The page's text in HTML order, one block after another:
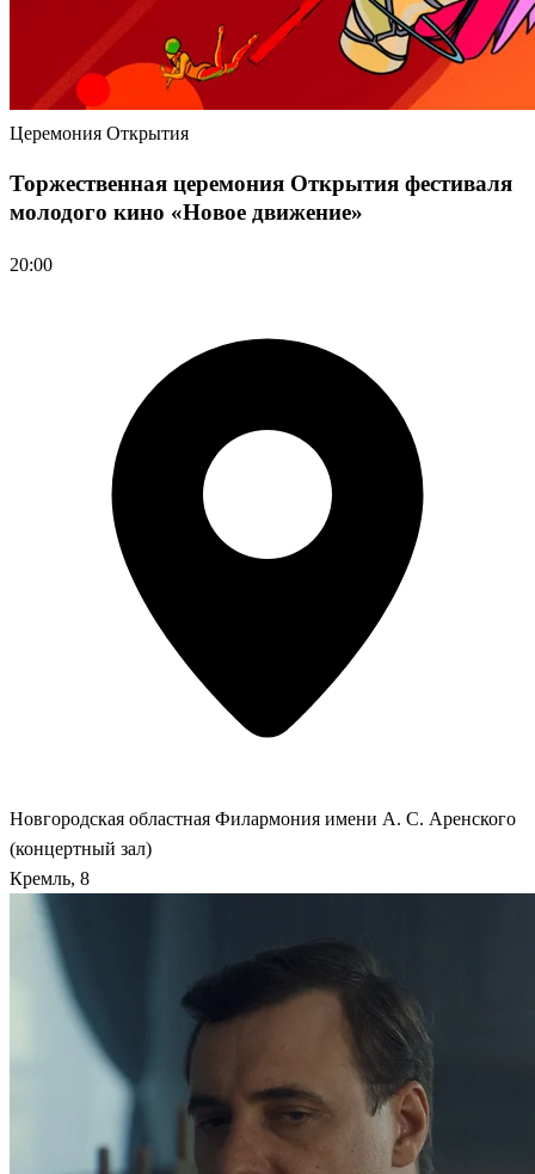
Церемония Открытия
Торжественная церемония Открытия фестиваля
молодого кино «Новое движение»
20:00
Новгородская областная Филармония имени А. С. Аренского
(концертный зал)
Кремль, 8